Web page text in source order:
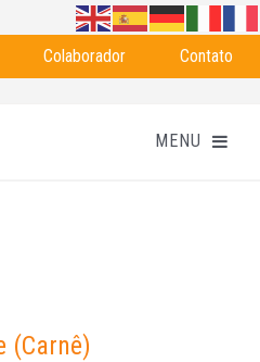
Colaborador Contato
(Carnê)